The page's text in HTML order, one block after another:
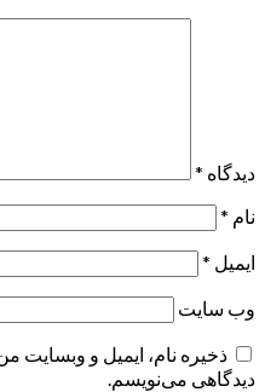
دیدگاه *
نام *
ایمیل *
وب‌ سایت
ذخیره نام، ایمیل و وبسایت
دیدگاهی می‌نویسم.